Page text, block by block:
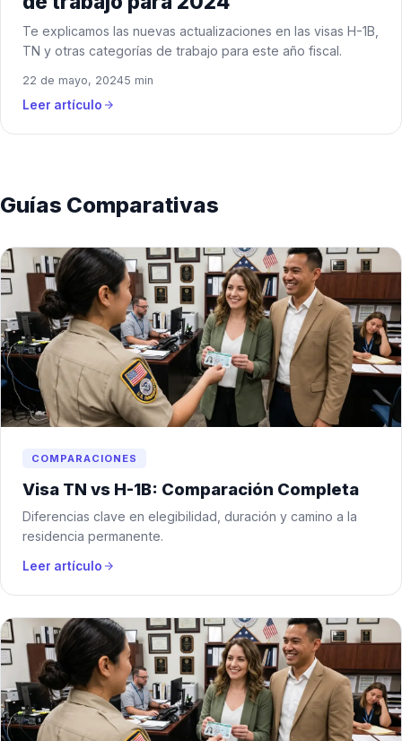
Te explicamos las nuevas actualizaciones en las visas H-1B,
TN y otras categorías de trabajo para este año fiscal.
22 de mayo, 20245 min
Leer artículo
Guías Comparativas
COMPARACIONES
Visa TN vs H-1B: Comparación Completa
Diferencias clave en elegibilidad, duración y camino a la
residencia permanente.
Leer artículo